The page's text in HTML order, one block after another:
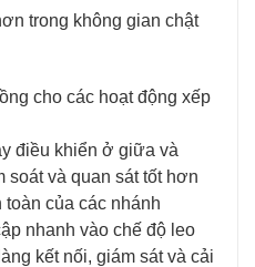
trong không gian chật
cho các hoạt động xếp
điều khiển ở giữa và
soát và quan sát tốt hơn
toàn của các nhánh
nhanh vào chế độ leo
kết nối, giám sát và cải